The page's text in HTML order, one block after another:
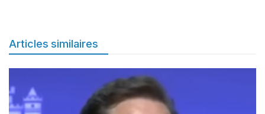
Articles similaires